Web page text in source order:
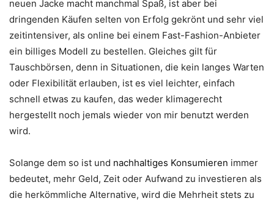
neuen Jacke macht manchmal Spaß, ist aber bei
dringenden Käufen selten von Erfolg gekrönt und sehr viel
zeitintensiver, als online bei einem Fast-Fashion-Anbieter
ein billiges Modell zu bestellen. Gleiches gilt für
Tauschbörsen, denn in Situationen, die kein langes Warten
oder Flexibilität erlauben, ist es viel leichter, einfach
schnell etwas zu kaufen, das weder klimagerecht
hergestellt noch jemals wieder von mir benutzt werden
wird.
Solange dem so ist und nachhaltiges Konsumieren immer
bedeutet, mehr Geld, Zeit oder Aufwand zu investieren als
die herkömmliche Alternative, wird die Mehrheit stets zu